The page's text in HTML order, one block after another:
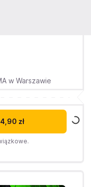
w Warszawie
zł